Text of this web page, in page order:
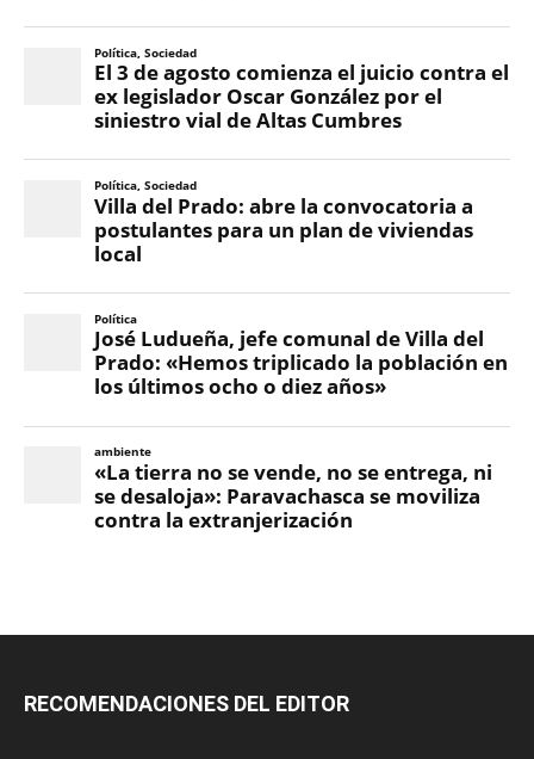
RECOMENDACIONES DEL EDITOR